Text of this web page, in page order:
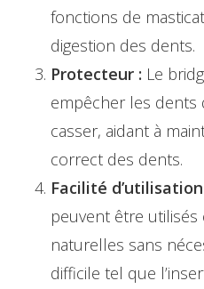
fonctions de
digestion des dents.
Protecteur : Le
empêcher les dents
casser, aidant à
correct des dents.
Facilité
peuvent être
naturelles sans
difficile tel que